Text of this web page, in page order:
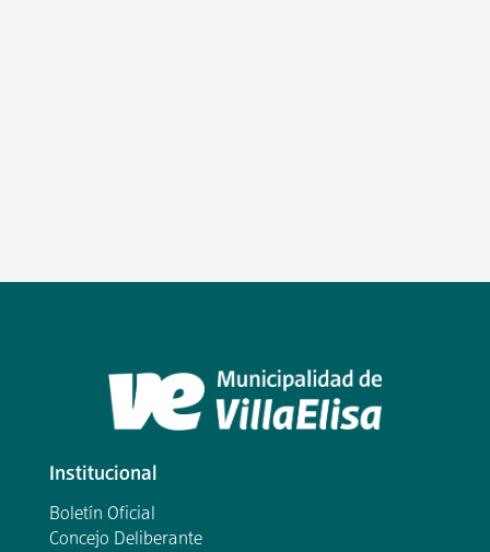
Institucional
Boletín Oficial
Concejo Deliberante